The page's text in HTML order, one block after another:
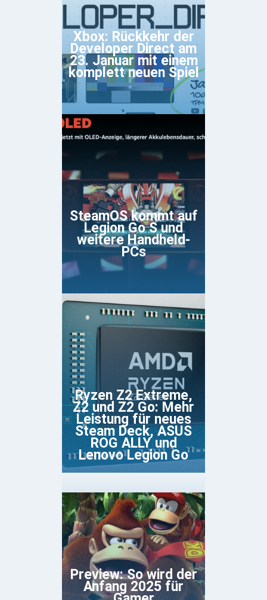
Xbox: Rückkehr der
Developer Direct am
23. Januar mit einem
komplett neuen Spiel
SteamOS kommt auf
Legion Go S und
weitere Handheld-
PCs
Ryzen Z2 Extreme,
Z2 und Z2 Go: Mehr
Leistung für neues
Steam Deck, ASUS
ROG ALLY und
Lenovo Legion Go
Preview: So wird der
Anfang 2025 für